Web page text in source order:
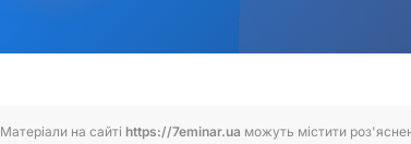
Матеріали на сайті https://7eminar.ua можуть містити